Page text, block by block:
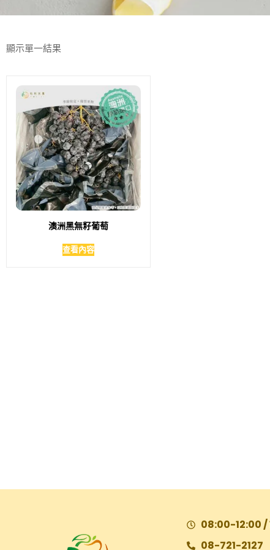
顯示單一結果
澳洲黑無籽葡萄
查看內容
08:00-12:00 /
08-721-2127